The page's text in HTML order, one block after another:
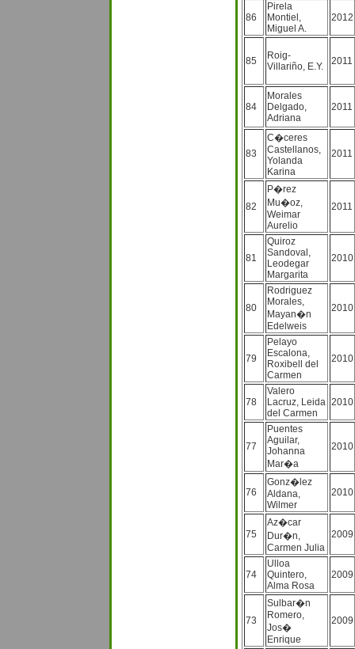
86
Pirela
Montiel,
Miguel A.
2012
85
Roig-
Villariño, E.Y.
2011
84
Morales
Delgado,
Adriana
2011
83
C�ceres
Castellanos,
Yolanda
Karina
2011
82
P�rez
Mu�oz,
Weimar
Aurelio
2011
81
Quiroz
Sandoval,
Leodegar
Margarita
2010
80
Rodriguez
Morales,
Mayan�n
Edelweis
2010
79
Pelayo
Escalona,
Roxibell del
Carmen
2010
78
Valero
Lacruz, Leida
del Carmen
2010
77
Puentes
Aguilar,
Johanna
Mar�a
2010
76
Gonz�lez
Aldana,
Wilmer
2010
75
Az�car
Dur�n,
Carmen Julia
2009
74
Ulloa
Quintero,
Alma Rosa
2009
73
Sulbar�n
Romero,
Jos�
Enrique
2009